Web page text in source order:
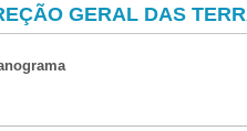
GERAL DAS